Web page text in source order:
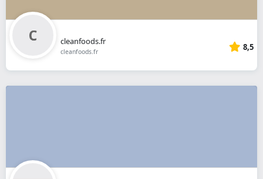
cleanfoods.fr
cleanfoods.fr 8,5